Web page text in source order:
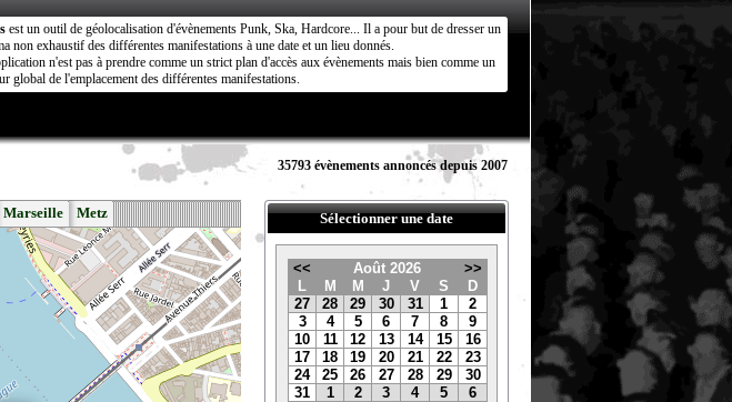
est un outil de géolocalisation d'évènements Punk, Ska, Hardcore... Il a pour but de dresser un
non exhaustif des différentes manifestations à une date et un lieu donnés.
n'est pas à prendre comme un strict plan d'accès aux évènements mais bien comme un
global de l'emplacement des différentes manifestations.
35793 évènements annoncés depuis 2007
Marseille Metz Sélectionner une date
<< Août 2026
>>
L
M M J V S
D
27
28 29 30 31 1
2
3
4 5 6 7 8
9
10
11 12 13 14 15
16
17
18 19 20 21 22
23
24
25 26 27 28 29
30
31
1 2 3 4 5 6